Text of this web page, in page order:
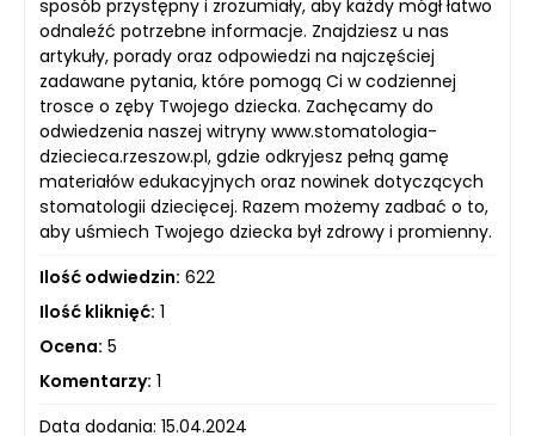
sposób przystępny i zrozumiały, aby każdy mógł łatwo
odnaleźć potrzebne informacje. Znajdziesz u nas
artykuły, porady oraz odpowiedzi na najczęściej
zadawane pytania, które pomogą Ci w codziennej
trosce o zęby Twojego dziecka. Zachęcamy do
odwiedzenia naszej witryny www.stomatologia-
dziecieca.rzeszow.pl, gdzie odkryjesz pełną gamę
materiałów edukacyjnych oraz nowinek dotyczących
stomatologii dziecięcej. Razem możemy zadbać o to,
aby uśmiech Twojego dziecka był zdrowy i promienny.
Ilość odwiedzin: 622
Ilość kliknięć: 1
Ocena: 5
Komentarzy: 1
Data dodania: 15.04.2024